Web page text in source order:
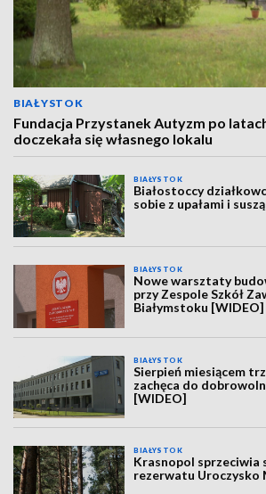
BIAŁYSTOK
Fundacja Przystanek Autyzm po
doczekała się własnego lokalu
BIAŁYSTOK
Białostoccy
sobie z upałami i
BIAŁYSTOK
Nowe warsztaty
przy Zespole Szkół
Białymstoku [WIDEO]
BIAŁYSTOK
Sierpień miesiącem
zachęca do
[WIDEO]
BIAŁYSTOK
Krasnopol sprzeciwia
rezerwatu Uroczysko